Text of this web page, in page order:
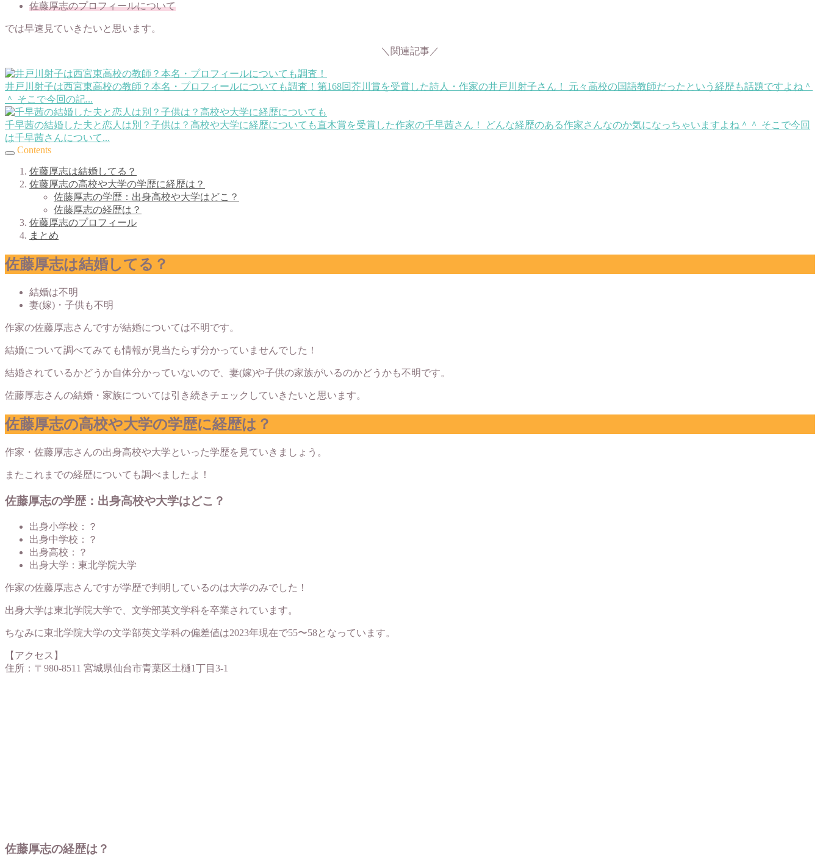
佐藤厚志のプロフィールについて
では早速見ていきたいと思います。
＼関連記事／
井戸川射子は西宮東高校の教師？本名・プロフィールについても調査！ 第168回芥川賞を受賞した詩人・作家の井戸川射子さん！ 元々高校の国語教師だったという経歴も話題ですよね＾
＾ そこで今回の記...
千早茜の結婚した夫と恋人は別？子供は？高校や大学に経歴についても直木賞を受賞した作家の千早茜さん！ どんな経歴のある作家さんなのか気になっちゃいますよね＾＾ そこで今回
は千早茜さんについて...
Contents
佐藤厚志は結婚してる？
佐藤厚志の高校や大学の学歴に経歴は？
佐藤厚志の学歴：出身高校や大学はどこ？
佐藤厚志の経歴は？
佐藤厚志のプロフィール
まとめ
佐藤厚志は結婚してる？
結婚は不明
妻(嫁)・子供も不明
作家の佐藤厚志さんですが結婚については不明です。
結婚について調べてみても情報が見当たらず分かっていませんでした！
結婚されているかどうか自体分かっていないので、妻(嫁)や子供の家族がいるのかどうかも不明です。
佐藤厚志さんの結婚・家族については引き続きチェックしていきたいと思います。
佐藤厚志の高校や大学の学歴に経歴は？
作家・佐藤厚志さんの出身高校や大学といった学歴を見ていきましょう。
またこれまでの経歴についても調べましたよ！
佐藤厚志の学歴：出身高校や大学はどこ？
出身小学校：？
出身中学校：？
出身高校：？
出身大学：東北学院大学
作家の佐藤厚志さんですが学歴で判明しているのは大学のみでした！
出身大学は東北学院大学で、文学部英文学科を卒業されています。
ちなみに東北学院大学の文学部英文学科の偏差値は2023年現在で55〜58となっています。
【アクセス】
住所：〒980-8511 宮城県仙台市青葉区土樋1丁目3-1
佐藤厚志の経歴は？